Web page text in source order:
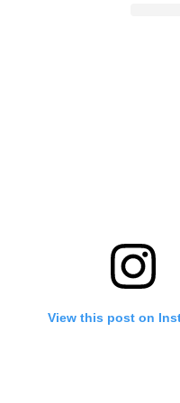
View this post on